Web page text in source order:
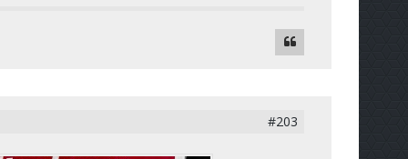
#203